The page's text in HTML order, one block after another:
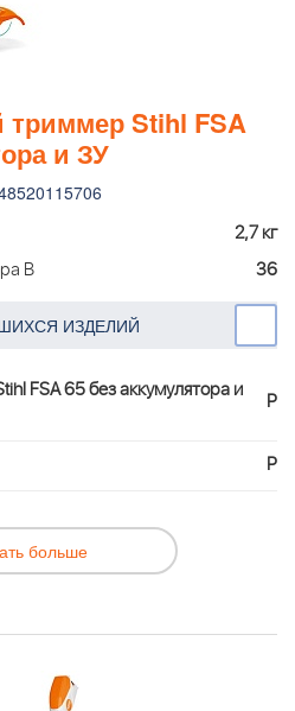
Stihl FSA
и ЗУ
2,7 кг
В
36
ИЗДЕЛИЙ
FSA 65 без аккумулятора и
Р
Р
больше